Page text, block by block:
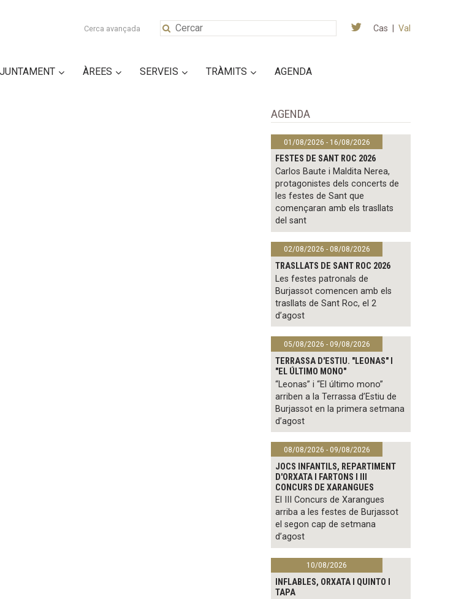
Cerca avançada Cas Val
ÀREES SERVEIS TRÀMITS AGENDA
AGENDA
01/08/2026 - 16/08/2026
FESTES DE SANT ROC 2026
Carlos Baute i Maldita Nerea,
protagonistes dels concerts de
les festes de Sant que
començaran amb els trasllats
del sant
02/08/2026 - 08/08/2026
TRASLLATS DE SANT ROC 2026
Les festes patronals de
Burjassot comencen amb els
trasllats de Sant Roc, el 2
d’agost
05/08/2026 - 09/08/2026
TERRASSA D'ESTIU. "LEONAS" I
"EL ÚLTIMO MONO"
“Leonas” i “El último mono”
arriben a la Terrassa d’Estiu de
Burjassot en la primera setmana
d’agost
08/08/2026 - 09/08/2026
JOCS INFANTILS, REPARTIMENT
D'ORXATA I FARTONS I III
CONCURS DE XARANGUES
El III Concurs de Xarangues
arriba a les festes de Burjassot
el segon cap de setmana
d’agost
10/08/2026
INFLABLES, ORXATA I QUINTO I
TAPA